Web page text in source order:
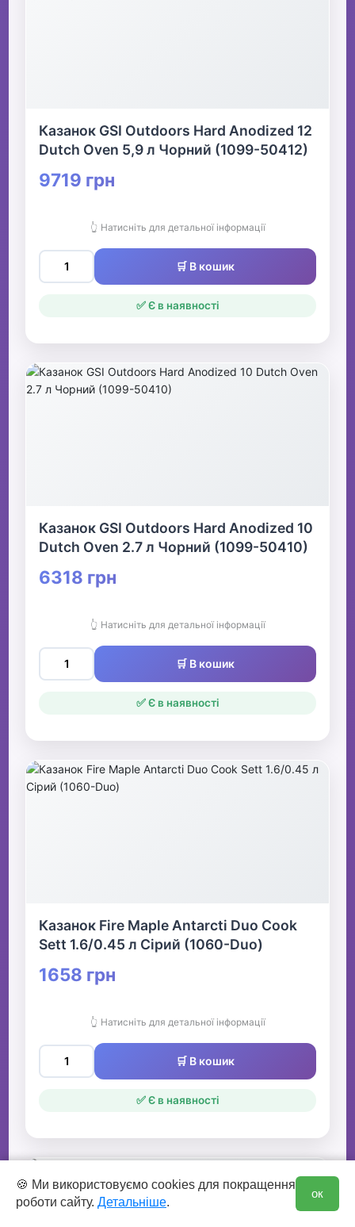
Казанок GSI Outdoors Hard Anodized 12
Dutch Oven 5,9 л Чорний (1099-50412)
9719 грн
👆 Натисніть для детальної інформації
🛒 В кошик
✅ Є в наявності
Казанок GSI Outdoors Hard Anodized 10
Dutch Oven 2.7 л Чорний (1099-50410)
6318 грн
👆 Натисніть для детальної інформації
🛒 В кошик
✅ Є в наявності
Казанок Fire Maple Antarcti Duo Cook
Sett 1.6/0.45 л Сірий (1060-Duo)
1658 грн
👆 Натисніть для детальної інформації
🛒 В кошик
✅ Є в наявності
🍪 Ми використовуємо cookies для покращення
роботи сайту. Детальніше.
ок
0